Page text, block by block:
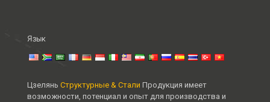
Язык
Цзелянь Структурные & Стали Продукция имеет
возможности, потенциал и опыт для производства и